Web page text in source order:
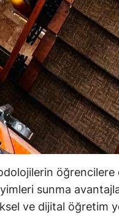
sunma
ve dijital öğretim